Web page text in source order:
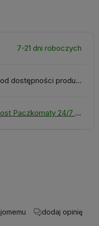
7-21 dni roboczych
W zależności od dostępności produktu
Paczkomaty 24/7
dodaj opinię